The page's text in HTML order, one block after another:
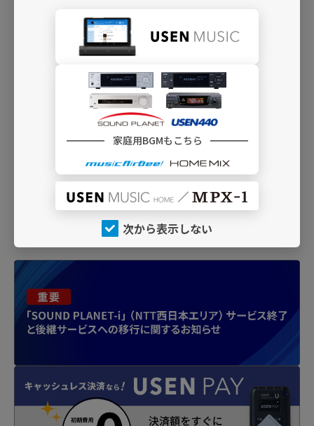
専門チャンネル
パワフルなトランスのインストゥルメンタ
ル・トラックを集めて
C04 HOUSE NATION
ハウスの人気パーティ「HOUSE NATION」を
そのままに
家庭用BGMもこちら
次から表示しない